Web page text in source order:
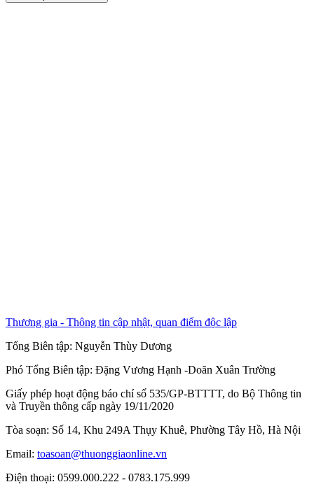
Thương gia - Thông tin cập nhật, quan điểm độc lập
Tổng Biên tập: Nguyễn Thùy Dương
Phó Tổng Biên tập: Đặng Vương Hạnh -Doãn Xuân Trường
Giấy phép hoạt động báo chí số 535/GP-BTTTT, do Bộ Thông tin
và Truyền thông cấp ngày 19/11/2020
Tòa soạn: Số 14, Khu 249A Thụy Khuê, Phường Tây Hồ, Hà Nội
Email: toasoan@thuonggiaonline.vn
Điện thoại: 0599.000.222 - 0783.175.999